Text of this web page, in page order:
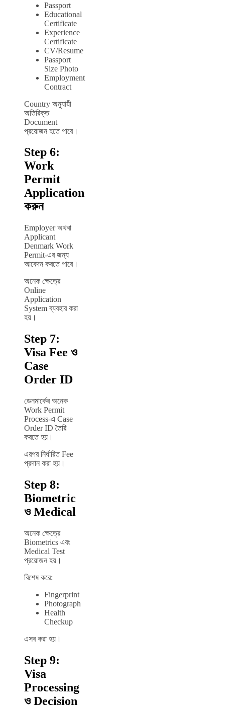
Passport
Educational
Certificate
Experience
Certificate
CV/Resume
Passport
Size Photo
Employment
Contract
Country অনুযায়ী
অতিরিক্ত
Document
প্রয়োজন হতে পারে।
Step 6:
Work
Permit
Application
করুন
Employer অথবা
Applicant
Denmark Work
Permit-এর জন্য
আবেদন করতে পারে।
অনেক ক্ষেত্রে
Online
Application
System ব্যবহার করা
হয়।
Step 7:
Visa Fee ও
Case
Order ID
ডেনমার্কের অনেক
Work Permit
Process-এ Case
Order ID তৈরি
করতে হয়।
এরপর নির্ধারিত Fee
প্রদান করা হয়।
Step 8:
Biometric
ও Medical
অনেক ক্ষেত্রে
Biometrics এবং
Medical Test
প্রয়োজন হয়।
বিশেষ করে:
Fingerprint
Photograph
Health
Checkup
এসব করা হয়।
Step 9:
Visa
Processing
ও Decision